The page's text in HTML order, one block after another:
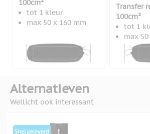
100cm²
tot 1 kleur
max 50 x 160 mm
Transfer
100cm²
tot 1
max
Alternatieven
Wellicht ook interessant